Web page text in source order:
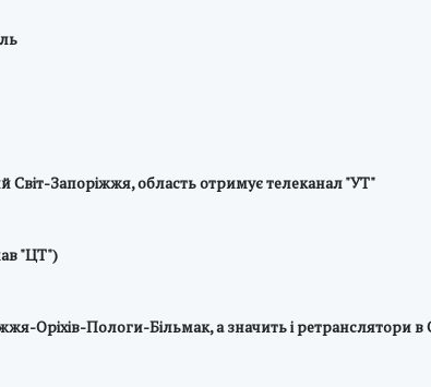
Світ-Запоріжжя, область отримує телеканал "УТ"
"ЦТ")
Оріхів-Пологи-Більмак, а значить і ретранслятори в